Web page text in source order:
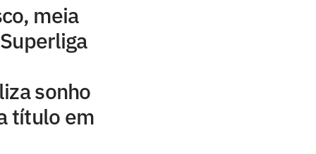
meia
sonho
título em